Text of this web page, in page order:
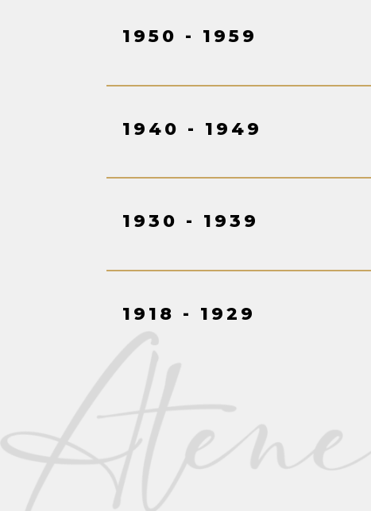
1950 - 1959
1940 - 1949
1930 - 1939
1918 - 1929